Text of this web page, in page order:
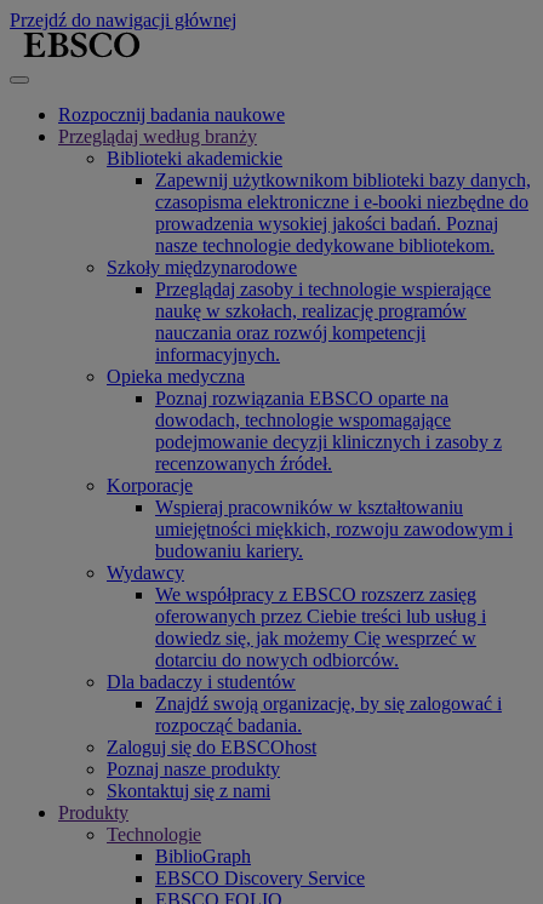
Przejdź do nawigacji głównej
Rozpocznij badania naukowe
Przeglądaj według branży
Biblioteki akademickie
Zapewnij użytkownikom biblioteki bazy danych,
czasopisma elektroniczne i e-booki niezbędne do
prowadzenia wysokiej jakości badań. Poznaj
nasze technologie dedykowane bibliotekom.
Szkoły międzynarodowe
Przeglądaj zasoby i technologie wspierające
naukę w szkołach, realizację programów
nauczania oraz rozwój kompetencji
informacyjnych.
Opieka medyczna
Poznaj rozwiązania EBSCO oparte na
dowodach, technologie wspomagające
podejmowanie decyzji klinicznych i zasoby z
recenzowanych źródeł.
Korporacje
Wspieraj pracowników w kształtowaniu
umiejętności miękkich, rozwoju zawodowym i
budowaniu kariery.
Wydawcy
We współpracy z EBSCO rozszerz zasięg
oferowanych przez Ciebie treści lub usług i
dowiedz się, jak możemy Cię wesprzeć w
dotarciu do nowych odbiorców.
Dla badaczy i studentów
Znajdź swoją organizację, by się zalogować i
rozpocząć badania.
Zaloguj się do EBSCOhost
Poznaj nasze produkty
Skontaktuj się z nami
Produkty
Technologie
BiblioGraph
EBSCO Discovery Service
EBSCO FOLIO